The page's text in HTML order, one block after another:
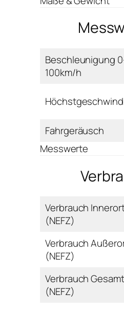
Beschleunigung
100km/h
Fahrgeräusch
Messwerte
Verbrauch
(NEFZ)
Verbrauch
(NEFZ)
Verbrauch Gesamt
(NEFZ)